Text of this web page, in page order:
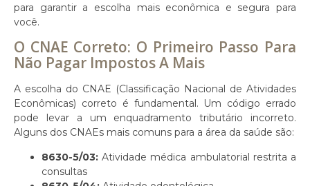
para garantir a escolha mais econômica e segura para
você.
O CNAE Correto: O Primeiro Passo Para
Não Pagar Impostos A Mais
A escolha do CNAE (Classificação Nacional de Atividades
Econômicas) correto é fundamental. Um código errado
pode levar a um enquadramento tributário incorreto.
Alguns dos CNAEs mais comuns para a área da saúde são:
8630-5/03: Atividade médica ambulatorial restrita a
consultas